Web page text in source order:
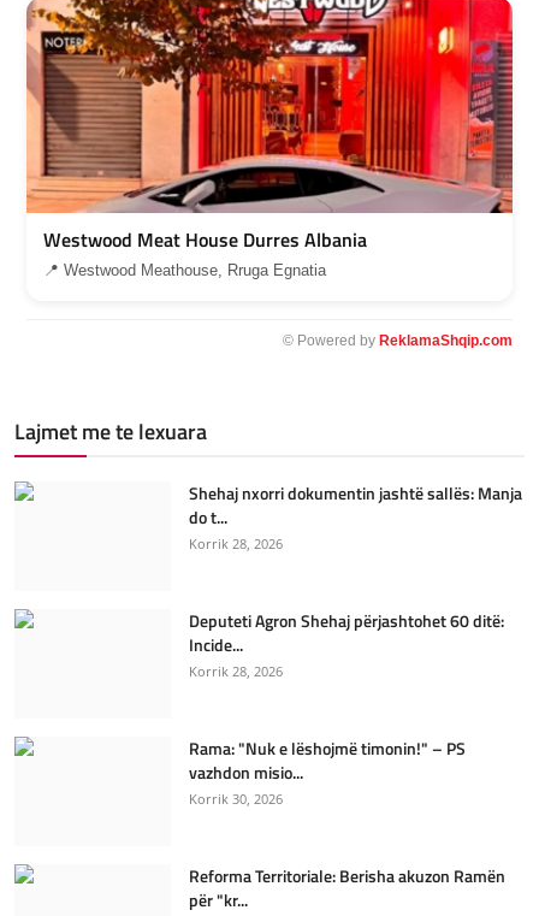
Westwood Meat House Durres Albania
📍 Westwood Meathouse, Rruga Egnatia
© Powered by ReklamaShqip.com
Lajmet me te lexuara
Shehaj nxorri dokumentin jashtë sallës: Manja
do t...
Korrik 28, 2026
Deputeti Agron Shehaj përjashtohet 60 ditë:
Incide...
Korrik 28, 2026
Rama: "Nuk e lëshojmë timonin!" – PS
vazhdon misio...
Korrik 30, 2026
Reforma Territoriale: Berisha akuzon Ramën
për "kr...